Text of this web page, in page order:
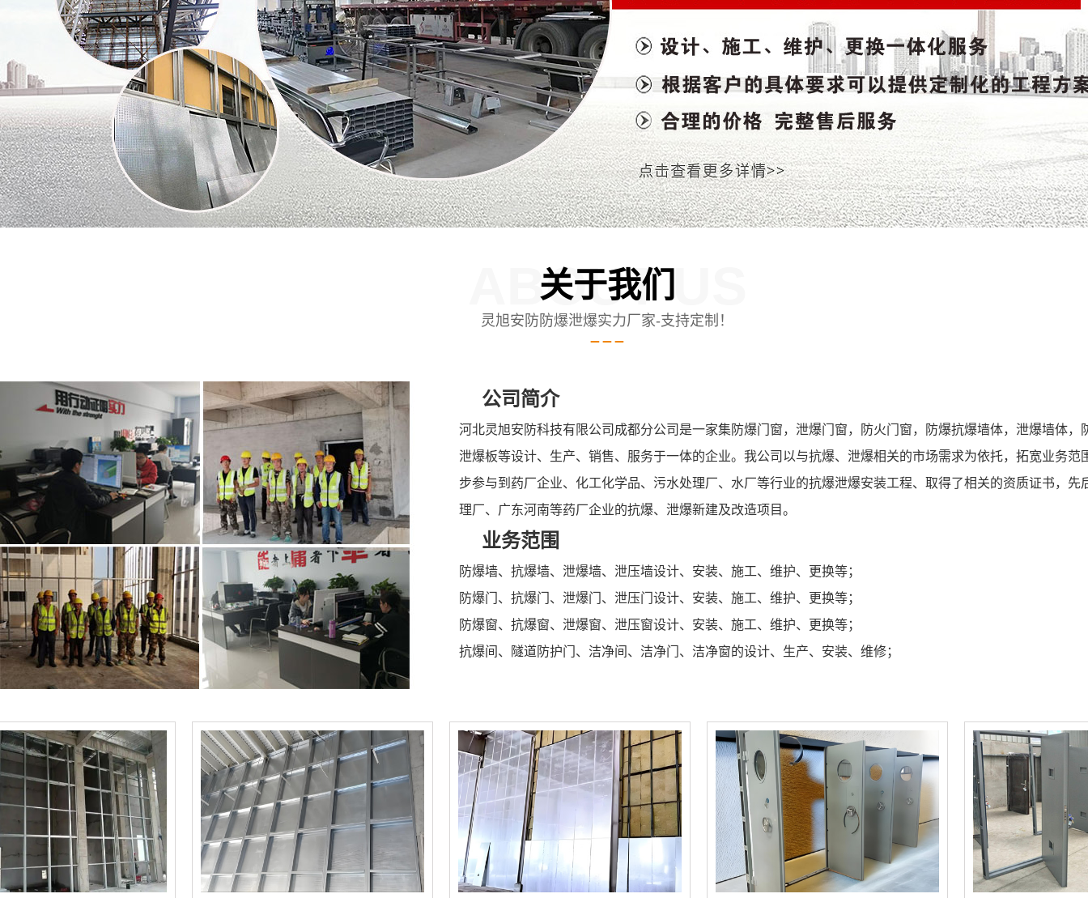
关于我们
ABOUT US
灵旭安防防爆泄爆实力厂家-支持定制！
公司简介
河北灵旭安防科技有限公司成都分公司是一家集防爆门窗，泄爆门窗，防火门窗，防爆抗爆墙体，泄爆墙体，
泄爆板等设计、生产、销售、服务于一体的企业。我公司以与抗爆、泄爆相关的市场需求为依托，拓宽业务范
步参与到药厂企业、化工化学品、污水处理厂、水厂等行业的抗爆泄爆安装工程、取得了相关的资质证书，先
理厂、广东河南等药厂企业的抗爆、泄爆新建及改造项目。
业务范围
防爆墙、抗爆墙、泄爆墙、泄压墙设计、安装、施工、维护、更换等；
防爆门、抗爆门、泄爆门、泄压门设计、安装、施工、维护、更换等；
防爆窗、抗爆窗、泄爆窗、泄压窗设计、安装、施工、维护、更换等；
抗爆间、隧道防护门、洁净间、洁净门、洁净窗的设计、生产、安装、维修；